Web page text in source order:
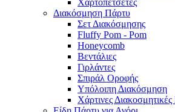
Διακόσμηση Πάρτυ
Σετ Διακόσμησης
Fluffy Pom - Pom
Honeycomb
Βεντάλιες
Γιρλάντες
Σπιράλ Οροφής
Υπόλοιπη Διακόσμηση
Χάρτινες